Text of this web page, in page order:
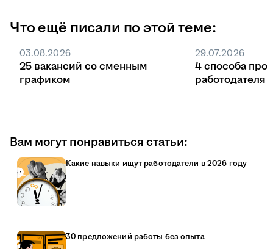
Что ещё писали по этой теме:
03.08.2026
25 вакансий со сменным
графиком
29.07.2026
4 способа
работодателя
Вам могут понравиться статьи:
Какие навыки ищут работодатели в 2026 году
30 предложений работы без опыта